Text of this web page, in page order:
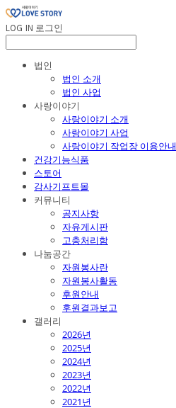
LOG IN 로그인
법인
법인 소개
법인 사업
사랑이야기
사랑이야기 소개
사랑이야기 사업
사랑이야기 작업장 이용안내
건강기능식품
스토어
감사기프트몰
커뮤니티
공지사항
자유게시판
고충처리함
나눔공간
자원봉사란
자원봉사활동
후원안내
후원결과보고
갤러리
2026년
2025년
2024년
2023년
2022년
2021년